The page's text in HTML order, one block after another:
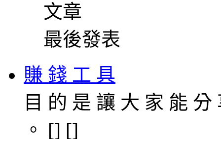
文章
最後發表
賺 錢 工 具
目 的 是 讓 大 家 能
。 [] []